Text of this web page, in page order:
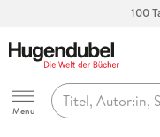
100
Hugendubel
Menu